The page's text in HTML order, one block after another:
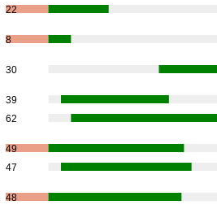
22
8
30
39
62
49
47
48